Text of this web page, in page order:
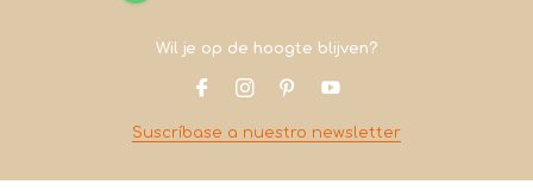
Wil je op de hoogte blijven?
Suscríbase a nuestro newsletter